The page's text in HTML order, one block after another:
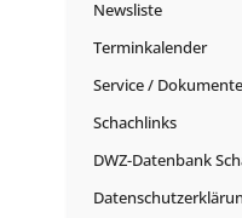
Newsliste
Terminkalender
Service / Dokumente
Schachlinks
DWZ-Datenbank